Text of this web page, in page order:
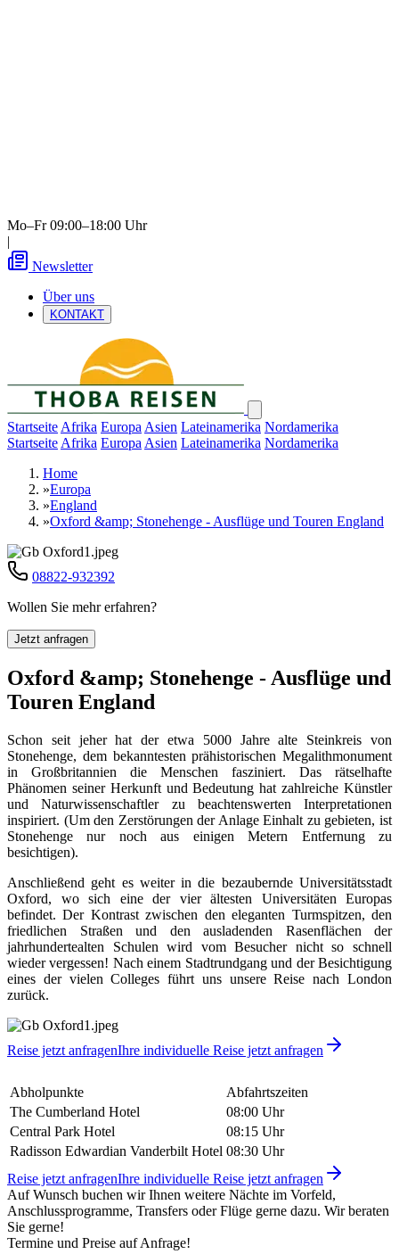
Mo–Fr 09:00–18:00 Uhr
|
Newsletter
Über uns
KONTAKT
Startseite Afrika Europa Asien Lateinamerika Nordamerika
Startseite Afrika Europa Asien Lateinamerika Nordamerika
Home
»Europa
»England
»Oxford &amp; Stonehenge - Ausflüge und Touren England
08822-932392
Wollen Sie mehr erfahren?
Jetzt anfragen
Oxford &amp; Stonehenge - Ausflüge und
Touren England
Schon seit jeher hat der etwa 5000 Jahre alte Steinkreis von
Stonehenge, dem bekanntesten prähistorischen Megalithmonument
in Großbritannien die Menschen fasziniert. Das rätselhafte
Phänomen seiner Herkunft und Bedeutung hat zahlreiche Künstler
und Naturwissenschaftler zu beachtenswerten Interpretationen
inspiriert. (Um den Zerstörungen der Anlage Einhalt zu gebieten, ist
Stonehenge nur noch aus einigen Metern Entfernung zu
besichtigen).
Anschließend geht es weiter in die bezaubernde Universitätsstadt
Oxford, wo sich eine der vier ältesten Universitäten Europas
befindet. Der Kontrast zwischen den eleganten Turmspitzen, den
friedlichen Straßen und den ausladenden Rasenflächen der
jahrhundertealten Schulen wird vom Besucher nicht so schnell
wieder vergessen! Nach einem Stadtrundgang und der Besichtigung
eines der vielen Colleges führt uns unsere Reise nach London
zurück.
Reise jetzt anfragenIhre individuelle Reise jetzt anfragen
Abholpunkte
Abfahrtszeiten
The Cumberland Hotel
08:00 Uhr
Central Park Hotel
08:15 Uhr
Radisson Edwardian Vanderbilt Hotel 08:30 Uhr
Reise jetzt anfragenIhre individuelle Reise jetzt anfragen
Auf Wunsch buchen wir Ihnen weitere Nächte im Vorfeld,
Anschlussprogramme, Transfers oder Flüge gerne dazu. Wir beraten
Sie gerne!
Termine und Preise auf Anfrage!